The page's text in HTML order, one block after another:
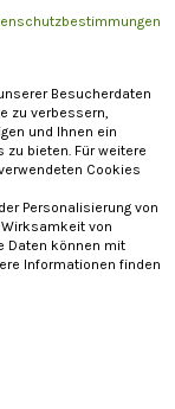
Werkstätten
macchiato"
2,92€/ 100 g)
Besucherdaten
zu verbessern,
und Ihnen ein
zu bieten. Für weitere
Cookies
Personalisierung von
von
Daten können mit
Informationen finden